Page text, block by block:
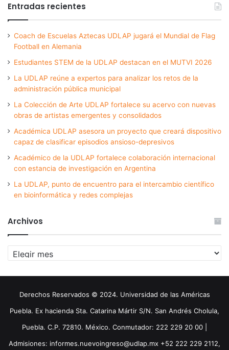
Entradas recientes
Coach de Escuelas Aztecas UDLAP jugará el Mundial de Flag
Football en Alemania
Estudiantes STEM de la UDLAP destacan en el MUTVI 2026
La UDLAP reúne a expertos para analizar los retos de la
administración pública municipal
La Colección de Arte UDLAP fortalece su acervo con nuevas
obras de artistas emergentes y consolidados
Académica UDLAP asesora un proyecto que creará dispositivo
capaz de clasificar episodios ansioso-depresivos
Académico de la UDLAP fortalece colaboración internacional
con estancia de investigación en Argentina
La UDLAP, punto de encuentro para el intercambio científico
en bioinformática y redes complejas
Archivos
Archivos
Derechos Reservados © 2024. Universidad de las Américas
Puebla. Ex hacienda Sta. Catarina Mártir S/N. San Andrés Cholula,
Puebla. C.P. 72810. México. Conmutador: 222 229 20 00 |
Admisiones: informes.nuevoingreso@udlap.mx +52 222 229 2112,